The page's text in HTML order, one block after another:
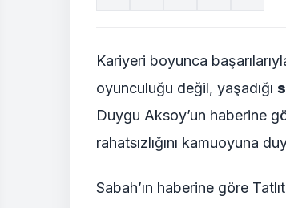
Kariyeri boyunca
oyunculuğu değil, yaşadığı
Duygu Aksoy’un haberine
rahatsızlığını kamuoyuna
Sabah’ın haberine göre